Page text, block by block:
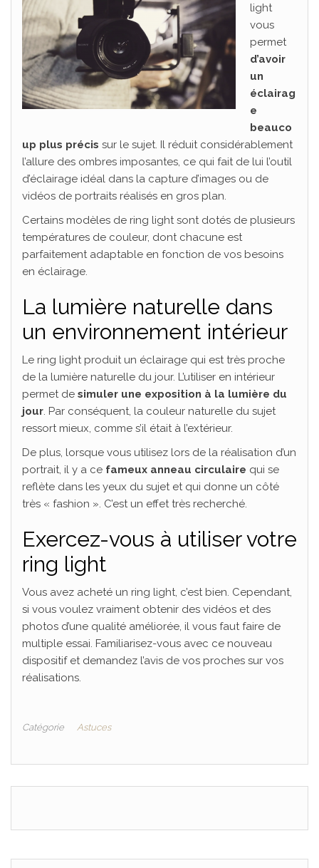
light
vous
permet
d’avoir
un
éclairag
e
beauco
up plus précis sur le sujet. Il réduit considérablement
l’allure des ombres imposantes, ce qui fait de lui l’outil
d’éclairage idéal dans la capture d’images ou de
vidéos de portraits réalisés en gros plan.
Certains modèles de ring light sont dotés de plusieurs
températures de couleur, dont chacune est
parfaitement adaptable en fonction de vos besoins
en éclairage.
La lumière naturelle dans
un environnement intérieur
Le ring light produit un éclairage qui est très proche
de la lumière naturelle du jour. L’utiliser en intérieur
permet de simuler une exposition à la lumière du
jour. Par conséquent, la couleur naturelle du sujet
ressort mieux, comme s’il était à l’extérieur.
De plus, lorsque vous utilisez lors de la réalisation d’un
portrait, il y a ce fameux anneau circulaire qui se
reflète dans les yeux du sujet et qui donne un côté
très « fashion ». C’est un effet très recherché.
Exercez-vous à utiliser votre
ring light
Vous avez acheté un ring light, c’est bien. Cependant,
si vous voulez vraiment obtenir des vidéos et des
photos d’une qualité améliorée, il vous faut faire de
multiple essai. Familiarisez-vous avec ce nouveau
dispositif et demandez l’avis de vos proches sur vos
réalisations.
Catégorie Astuces